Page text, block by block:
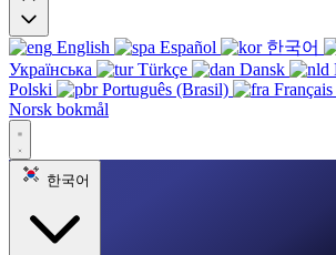
English Español 한국어
Українська
Türkçe Dansk
Polski
Português (Brasil) Français
Norsk bokmål
한국어